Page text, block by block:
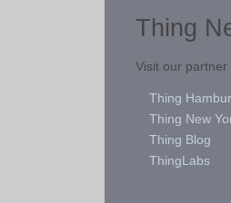
Thing
Visit our partner
Thing
Thing New
Thing Blog
ThingLabs